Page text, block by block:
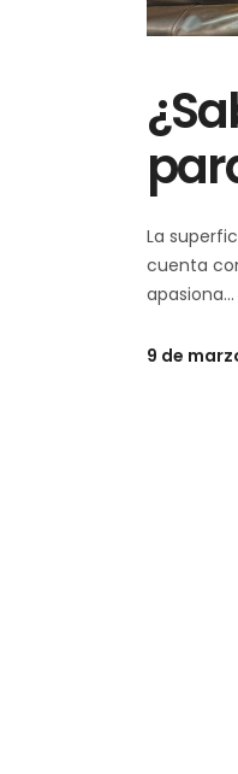
La
cuenta
apasiona
9 de